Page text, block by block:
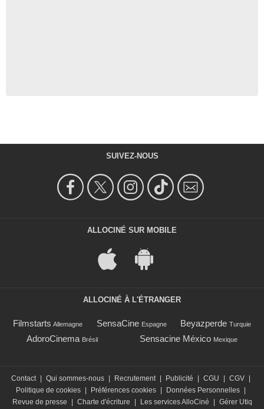
SUIVEZ-NOUS
ALLOCINÉ SUR MOBILE
ALLOCINÉ À L'ÉTRANGER
Filmstarts Allemagne SensaCine Espagne Beyazperde Turquie
AdoroCinema Brésil Sensacine México Mexique
Contact | Qui sommes-nous | Recrutement | Publicité | CGU | CGV |
Politique de cookies | Préférences cookies | Données Personnelles |
Revue de presse
| Charte d'écriture | Les services AlloCiné | Gérer Utiq